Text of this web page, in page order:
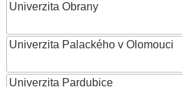
Univerzita Obrany
Univerzita Palackého v Olomouci
Univerzita Pardubice